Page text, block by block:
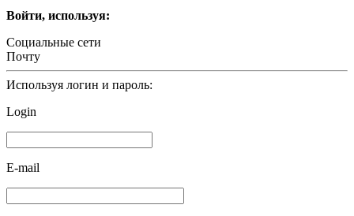
Войти, используя:
Социальные сети
Почту
Используя логин и пароль:
Login
E-mail